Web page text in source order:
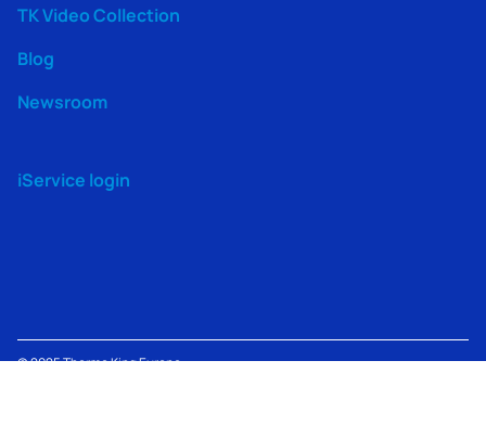
TK Video Collection
Blog
Newsroom
iService login
© 2025Thermo KingEurope –